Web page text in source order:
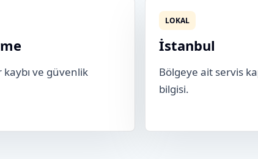
ve güvenlik
LOKAL
İstanbul
Bölgeye ait servis
bilgisi.